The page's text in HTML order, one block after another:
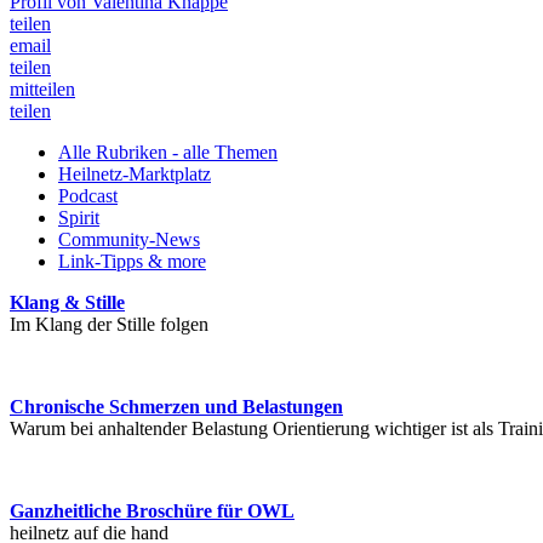
teilen
email
teilen
mitteilen
teilen
Alle Rubriken - alle Themen
Heilnetz-Marktplatz
Podcast
Spirit
Community-News
Link-Tipps & more
Klang & Stille
Im Klang der Stille folgen
Chronische Schmerzen und Belastungen
Warum bei anhaltender Belastung Orientierung wichtiger ist als
Ganzheitliche Broschüre für OWL
heilnetz auf die hand